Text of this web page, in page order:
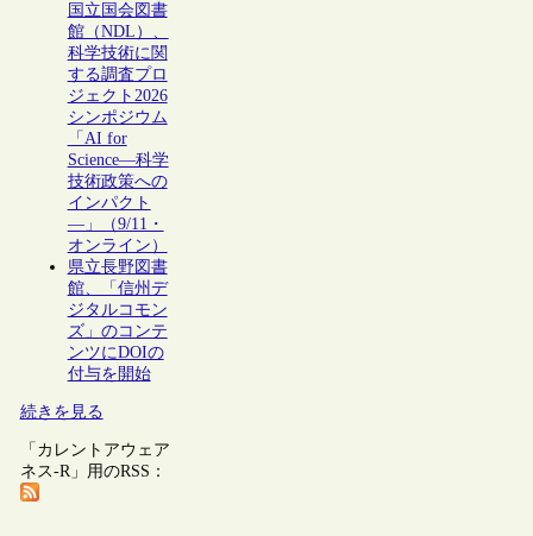
国立国会図書
館（NDL）、
科学技術に関
する調査プロ
ジェクト2026
シンポジウム
「AI for
Science―科学
技術政策への
インパクト
―」（9/11・
オンライン）
県立長野図書
館、「信州デ
ジタルコモン
ズ」のコンテ
ンツにDOIの
付与を開始
続きを見る
「カレントアウェア
ネス-R」用のRSS：